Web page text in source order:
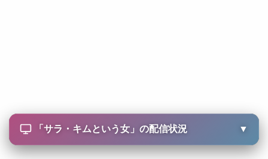
「 サラ・キムという女」の配信状況 ▼